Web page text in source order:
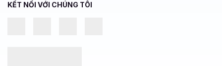
KẾT NỐI VỚI CHÚNG TÔI